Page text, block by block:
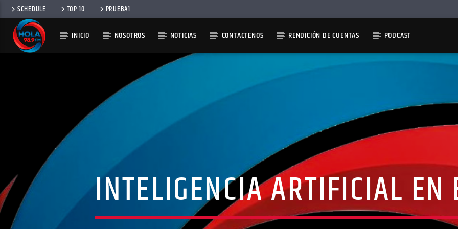
SCHEDULE TOP 10 PRUEBA1
INICIO NOSOTROS NOTICIAS CONTACTENOS RENDICIÓN DE CUENTAS PODCAST
INTELIGENCIA ARTIFICIAL EN